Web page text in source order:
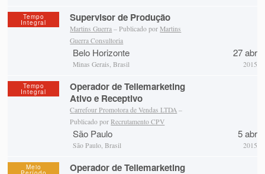
Tempo
Integral Supervisor de Produção
Martins Guerra – Publicado porMartins
Guerra Consultoria
Belo Horizonte
Minas Gerais, Brasil
27 abr
2015
Tempo
Integral
Operador de Tellemarketing
Ativo e Receptivo
Carrefour Promotora de Vendas LTDA –
Publicado porRecrutamento CPV
São Paulo
São Paulo, Brasil
5 abr
2015
Meio Operador de Tellemarketing